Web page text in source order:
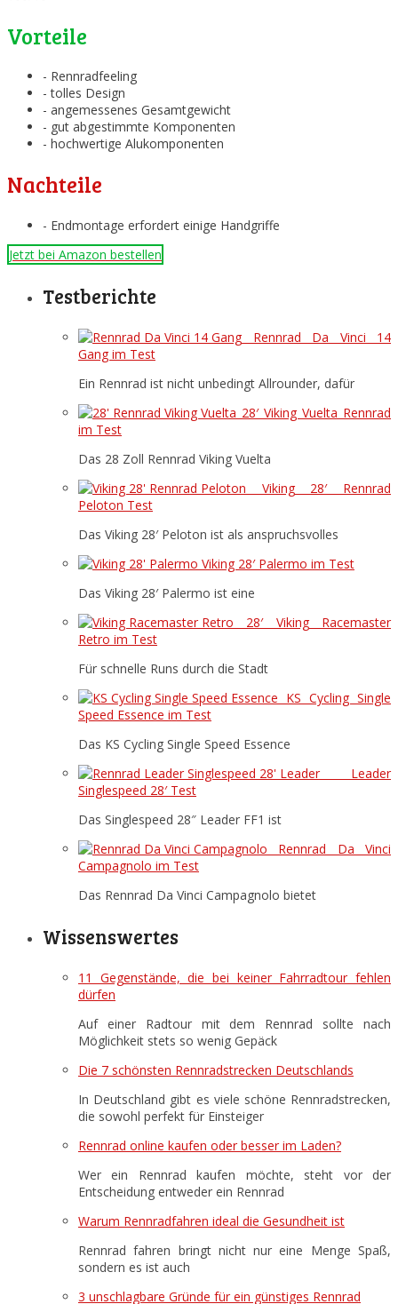
Vorteile
- Rennradfeeling
- tolles Design
- angemessenes Gesamtgewicht
- gut abgestimmte Komponenten
- hochwertige Alukomponenten
Nachteile
- Endmontage erfordert einige Handgriffe
Jetzt bei Amazon bestellen
Testberichte
Rennrad Da Vinci 14
Gang im Test
Ein Rennrad ist nicht unbedingt Allrounder, dafür
28′ Viking Vuelta Rennrad
im Test
Das 28 Zoll Rennrad Viking Vuelta
Viking 28′ Rennrad
Peloton Test
Das Viking 28′ Peloton ist als anspruchsvolles
Viking 28′ Palermo im Test
Das Viking 28′ Palermo ist eine
28′ Viking Racemaster
Retro im Test
Für schnelle Runs durch die Stadt
KS Cycling Single
Speed Essence im Test
Das KS Cycling Single Speed Essence
Leader
Singlespeed 28′ Test
Das Singlespeed 28″ Leader FF1 ist
Rennrad Da Vinci
Campagnolo im Test
Das Rennrad Da Vinci Campagnolo bietet
Wissenswertes
11 Gegenstände, die bei keiner Fahrradtour fehlen
dürfen
Auf einer Radtour mit dem Rennrad sollte nach
Möglichkeit stets so wenig Gepäck
Die 7 schönsten Rennradstrecken Deutschlands
In Deutschland gibt es viele schöne Rennradstrecken,
die sowohl perfekt für Einsteiger
Rennrad online kaufen oder besser im Laden?
Wer ein Rennrad kaufen möchte, steht vor der
Entscheidung entweder ein Rennrad
Warum Rennradfahren ideal die Gesundheit ist
Rennrad fahren bringt nicht nur eine Menge Spaß,
sondern es ist auch
3 unschlagbare Gründe für ein günstiges Rennrad